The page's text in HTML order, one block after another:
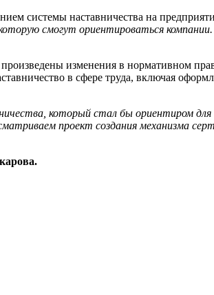
системы наставничества на
смогут ориентироваться
изменения в нормативном
в сфере труда, включая
который стал бы ориентиром
проект создания механизма